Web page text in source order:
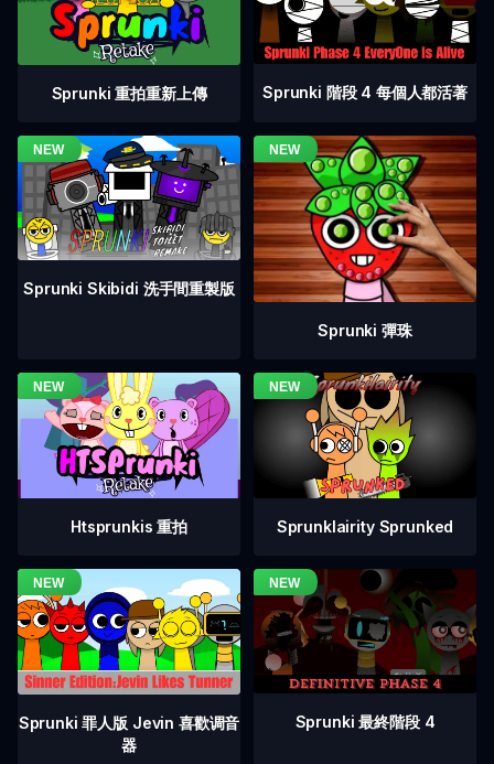
Sprunki 重拍重新上傳 Sprunki 階段 4 每個人都活著
Sprunki Skibidi 洗手間重製版
Sprunki 彈珠
Htsprunkis 重拍 Sprunklairity Sprunked
Sprunki 罪人版 Jevin 喜歡调音
器
Sprunki 最終階段 4